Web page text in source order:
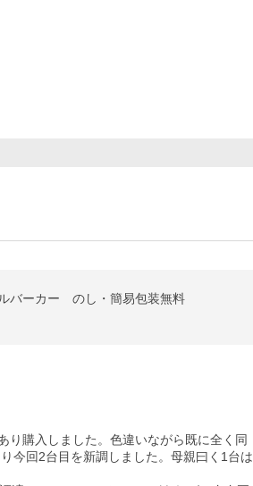
バーカー のし・簡易包装無料
り購入しました。色違いながら既に全く同
今回2台目を新調しました。母親曰く1台は